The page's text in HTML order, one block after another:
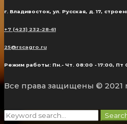
г. Владивосток, ул. Русская, д. 17,
+7 (423) 232-28-61
25@rscagro.ru
Режим работы: Пн.- Чт. 08:00 - 17:00, Пт
Все права защищены © 2021
Search